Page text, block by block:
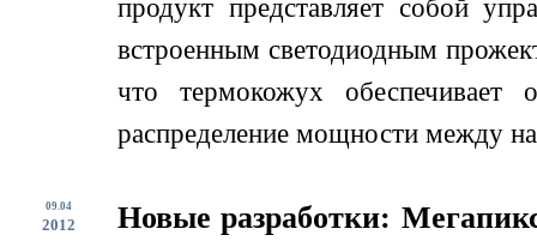
продукт представляет собой
встроенным светодиодным
что термокожух обеспечивает
распределение мощности между
09.04
2012
Новые разработки: